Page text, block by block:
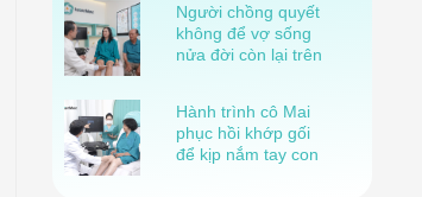
Người chồng quyết
không để vợ sống
nửa đời còn lại trên
Hành trình cô Mai
phục hồi khớp gối
để kịp nắm tay con